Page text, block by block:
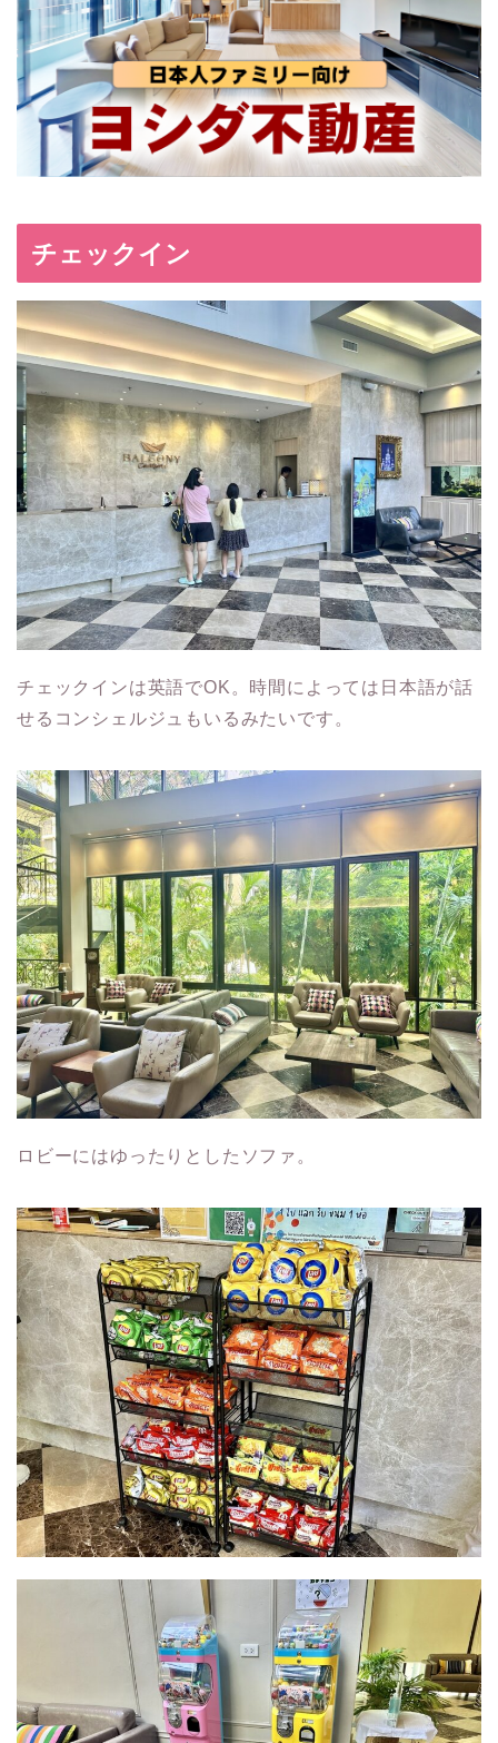
チェックイン
チェックインは英語でOK。時間によっては日本語が話
せるコンシェルジュもいるみたいです。
ロビーにはゆったりとしたソファ。